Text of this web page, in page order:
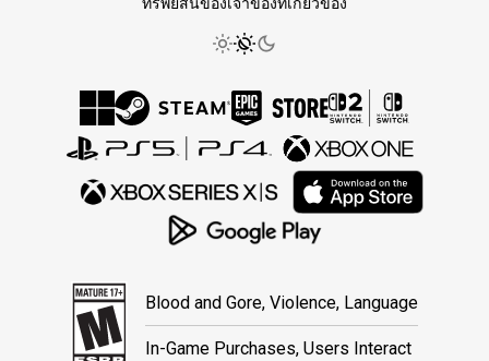
ทรัพย์สินของเจ้าของที่เกี่ยวข้อง
Blood and Gore, Violence, Language
In-Game Purchases, Users Interact